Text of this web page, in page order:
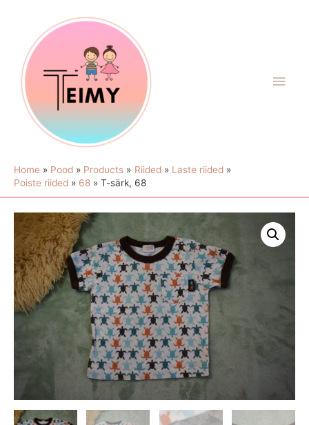
Home Pood Products Riided
Laste riided
Poiste riided
68 T-särk, 68